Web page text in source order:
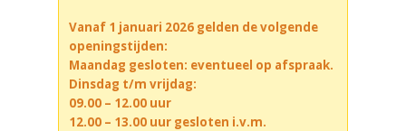
Vanaf 1 januari 2026 gelden de volgende
openingstijden:
Maandag gesloten: eventueel op afspraak.
Dinsdag t/m vrijdag:
09.00 – 12.00 uur
12.00 – 13.00 uur gesloten i.v.m.